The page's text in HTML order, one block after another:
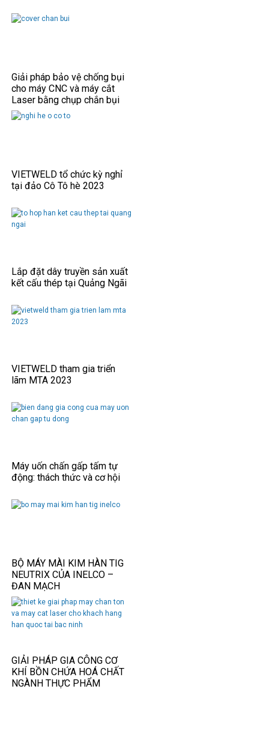
Giải pháp bảo vệ chống bụi
cho máy CNC và máy cắt
Laser bằng chụp chắn bụi
VIETWELD tổ chức kỳ nghỉ
tại đảo Cô Tô hè 2023
Lắp đặt dây truyền sản xuất
kết cấu thép tại Quảng Ngãi
VIETWELD tham gia triển
lãm MTA 2023
Máy uốn chấn gấp tấm tự
động: thách thức và cơ hội
BỘ MÁY MÀI KIM HÀN TIG
NEUTRIX CỦA INELCO –
ĐAN MẠCH
GIẢI PHÁP GIA CÔNG CƠ
KHÍ BỒN CHỨA HOÁ CHẤT
NGÀNH THỰC PHẨM